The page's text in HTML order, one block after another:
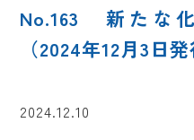
No.163 新たな
（2024年12月3日発
2024.12.10